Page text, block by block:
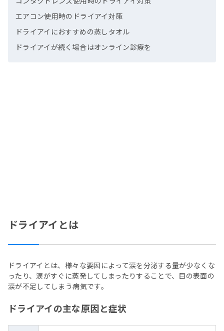
エアコン使用時のドライアイ対策
ドライアイにおすすめの蒸しタオル
ドライアイが続く場合はオンライン診療を
ドライアイとは
ドライアイとは、様々な要因によって涙を分泌する量が少なくな
ったり、涙がすぐに蒸発してしまったりすることで、目の表面の
涙が不足してしまう病気です。
ドライアイの主な原因と症状